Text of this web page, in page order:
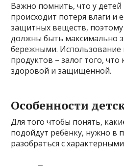
Важно помнить, что у детей
происходит потеря влаги и
защитных веществ,
должны быть максимально
бережными. Использование
продуктов – залог того, что
здоровой и защищённой.
Особенности
Для того чтобы понять,
подойдут ребёнку, нужно в
разобраться с